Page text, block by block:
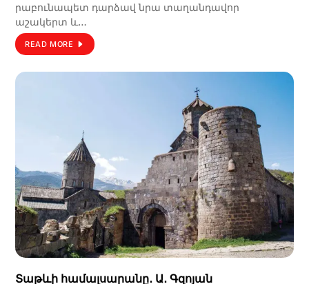
րաբունապետ դարձավ նրա տաղանդավոր
աշակերտ և…
READ MORE
Տաթևի համալսարանը․ Ա․ Գզոյան